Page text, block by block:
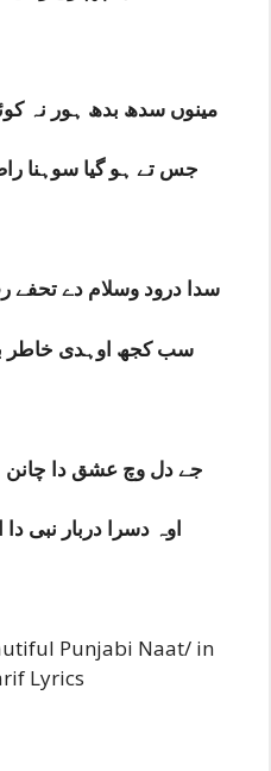
مینوں سدھ بدھ ہور نہ
جس تے ہو گیا سوہنا
سدا درود وسلام دے
سب کجھ اوہدی خاطر
جے دل وچ عشق دا چانن
اوہ دسرا دربار نبی
Punjabi Naat/ in
Lyrics